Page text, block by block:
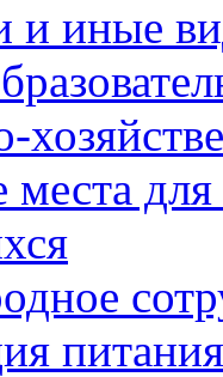
и иные
места